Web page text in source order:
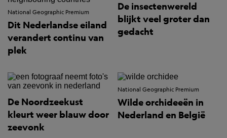
National Geographic Premium
Dit Nederlandse eiland
verandert continu van
plek
De insectenwereld
blijkt veel groter dan
gedacht
De Noordzeekust
kleurt weer blauw door
zeevonk
National Geographic Premium
Wilde orchideeën in
Nederland en België